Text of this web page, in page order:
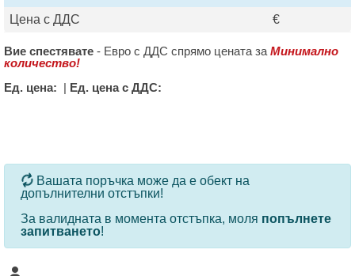
Цена с ДДС €
Вие спестявате - Евро с ДДС спрямо цената за Минимално
количество!
Ед. цена: | Ед. цена с ДДС:
За определени продукти и количества се ползват
Вашата поръчка може да е обект на
допълнителни отстъпки!
За валидната в момента отстъпка, моля попълнете
запитването!